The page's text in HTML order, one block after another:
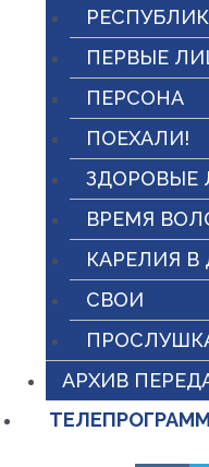
ПЕРВЫЕ
ПЕРСОНА
ПОЕХАЛИ!
ЗДОРОВЫЕ
ВРЕМЯ
КАРЕЛИЯ В
СВОИ
АРХИВ